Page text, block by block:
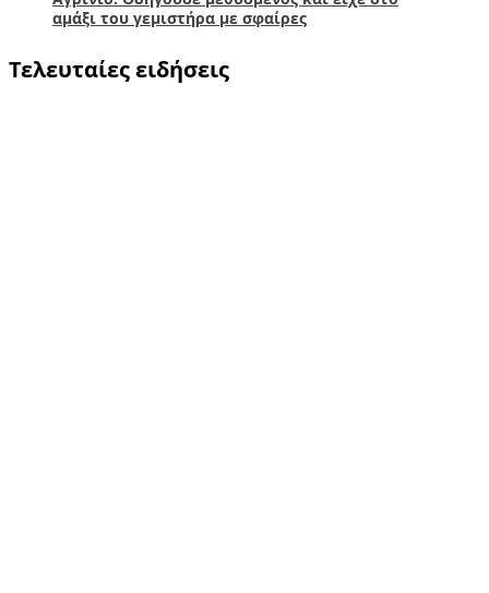
αμάξι του γεμιστήρα με σφαίρες
Τελευταίες ειδήσεις